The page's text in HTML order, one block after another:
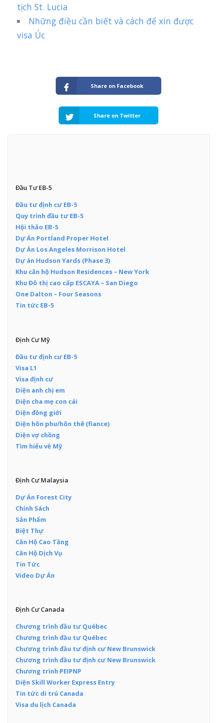
tịch St. Lucia
Những điều cần biết và cách để xin được
visa Úc
Share on Facebook
Share on Twitter
Đầu Tư EB-5
Đầu tư định cư EB-5
Quy trình đầu tư EB-5
Hội thảo EB-5
Dự Án Portland Proper Hotel
Dự Án Los Angeles Morrison Hotel
Dự án Hudson Yards (Phase 3)
Khu căn hộ Hudson Residences – New York
Khu Đô thị cao cấp ESCAYA – San Diego
One Dalton – Four Seasons
Tin tức EB-5
Định Cư Mỹ
Đầu tư định cư EB-5
Visa L1
Visa định cư
Diện anh chị em
Diện cha mẹ con cái
Diện đồng giới
Diện hôn phu/hôn thê (fiance)
Diện vợ chồng
Tìm hiểu về Mỹ
Định Cư Malaysia
Dự Án Forest City
Chính Sách
Sản Phẩm
Biệt Thự
Căn Hộ Cao Tầng
Căn Hộ Dịch Vụ
Tin Tức
Video Dự Án
Định Cư Canada
Chương trình đầu tư Québec
Chương trình đầu tư Québec
Chương trình đầu tư định cư New Brunswick
Chương trình đầu tư định cư New Brunswick
Chương trình PEIPNP
Diện Skill Worker Express Entry
Tin tức di trú Canada
Visa du lịch Canada